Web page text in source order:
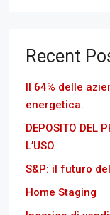
Recent
Il 64% delle
energetica.
DEPOSITO DEL
L’USO
S&P: il futuro
Home Staging